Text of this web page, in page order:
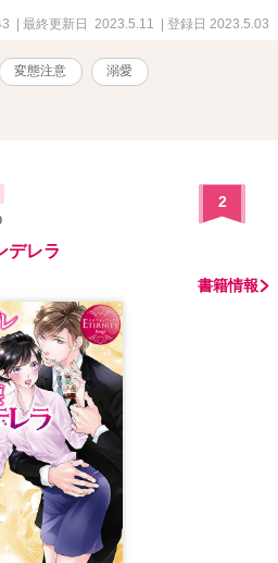
| 最終更新日 2023.5.11 | 登録日 2023.5.03
変態注意 溺愛
2
デレラ
書籍情報